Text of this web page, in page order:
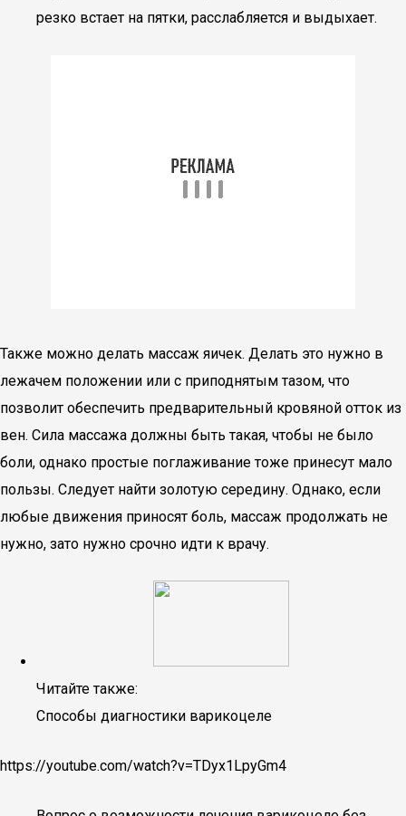
резко встает на пятки, расслабляется и выдыхает.
Также можно делать массаж яичек. Делать это нужно в
лежачем положении или с приподнятым тазом, что
позволит обеспечить предварительный кровяной отток из
вен. Сила массажа должны быть такая, чтобы не было
боли, однако простые поглаживание тоже принесут мало
пользы. Следует найти золотую середину. Однако, если
любые движения приносят боль, массаж продолжать не
нужно, зато нужно срочно идти к врачу.
Читайте также:
Способы диагностики варикоцеле
https://youtube.com/watch?v=TDyx1LpyGm4